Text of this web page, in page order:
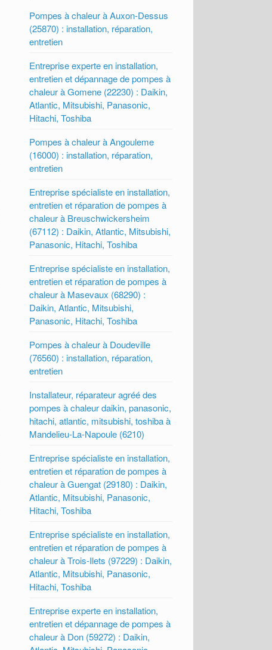
Pompes à chaleur à Auxon-Dessus
(25870) : installation, réparation,
entretien
Entreprise experte en installation,
entretien et dépannage de pompes à
chaleur à Gomene (22230) : Daikin,
Atlantic, Mitsubishi, Panasonic,
Hitachi, Toshiba
Pompes à chaleur à Angouleme
(16000) : installation, réparation,
entretien
Entreprise spécialiste en installation,
entretien et réparation de pompes à
chaleur à Breuschwickersheim
(67112) : Daikin, Atlantic, Mitsubishi,
Panasonic, Hitachi, Toshiba
Entreprise spécialiste en installation,
entretien et réparation de pompes à
chaleur à Masevaux (68290) :
Daikin, Atlantic, Mitsubishi,
Panasonic, Hitachi, Toshiba
Pompes à chaleur à Doudeville
(76560) : installation, réparation,
entretien
Installateur, réparateur agréé des
pompes à chaleur daikin, panasonic,
hitachi, atlantic, mitsubishi, toshiba à
Mandelieu-La-Napoule (6210)
Entreprise spécialiste en installation,
entretien et réparation de pompes à
chaleur à Guengat (29180) : Daikin,
Atlantic, Mitsubishi, Panasonic,
Hitachi, Toshiba
Entreprise spécialiste en installation,
entretien et réparation de pompes à
chaleur à Trois-Ilets (97229) : Daikin,
Atlantic, Mitsubishi, Panasonic,
Hitachi, Toshiba
Entreprise experte en installation,
entretien et dépannage de pompes à
chaleur à Don (59272) : Daikin,